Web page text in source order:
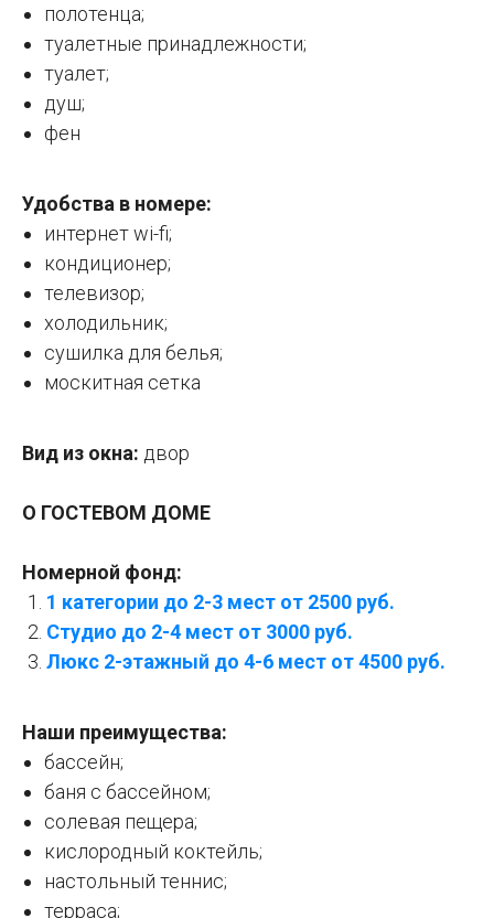
полотенца;
туалетные принадлежности;
туалет;
душ;
фен
Удобства в номере:
интернет wi-fi;
кондиционер;
телевизор;
холодильник;
сушилка для белья;
москитная сетка
Вид из окна: двор
О ГОСТЕВОМ ДОМЕ
Номерной фонд:
1 категории до 2-3 мест от 2500 руб.
Студио до 2-4 мест от 3000 руб.
Люкс 2-этажный до 4-6 мест от 4500 руб.
Наши преимущества:
бассейн;
баня с бассейном;
солевая пещера;
кислородный коктейль;
настольный теннис;
терраса;